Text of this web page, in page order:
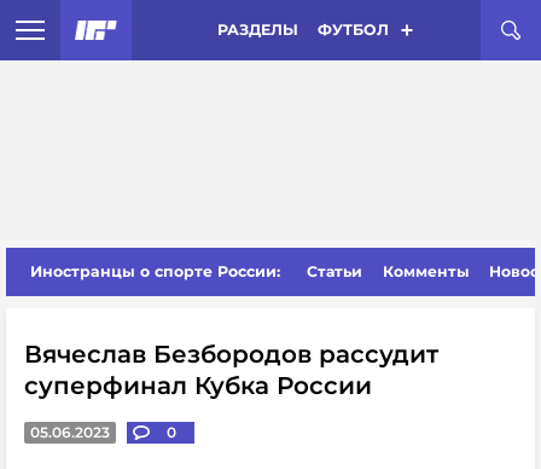
РАЗДЕЛЫ ФУТБОЛ
Иностранцы о спорте России: Статьи Комменты
Вячеслав Безбородов рассудит
суперфинал Кубка России
05.06.2023 0